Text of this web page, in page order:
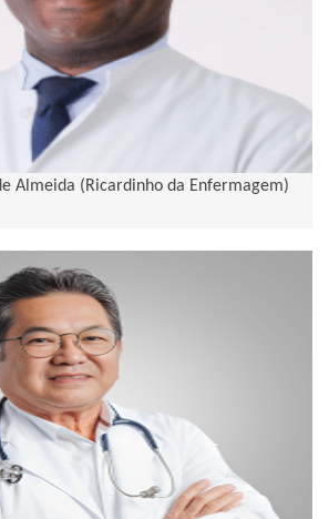
Almeida (Ricardinho da Enfermagem)